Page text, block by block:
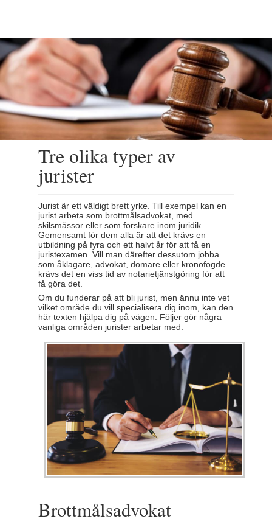
Tre olika typer av
jurister
Jurist är ett väldigt brett yrke. Till exempel kan en
jurist arbeta som brottmålsadvokat, med
skilsmässor eller som forskare inom juridik.
Gemensamt för dem alla är att det krävs en
utbildning på fyra och ett halvt år för att få en
juristexamen. Vill man därefter dessutom jobba
som åklagare, advokat, domare eller kronofogde
krävs det en viss tid av notarietjänstgöring för att
få göra det.
Om du funderar på att bli jurist, men ännu inte vet
vilket område du vill specialisera dig inom, kan den
här texten hjälpa dig på vägen. Följer gör några
vanliga områden jurister arbetar med.
Brottmålsadvokat